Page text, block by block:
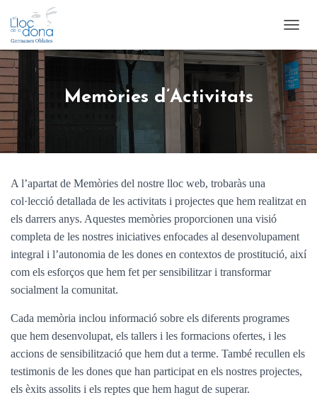
O
G
G
L
E
N
A
V
T
N
Memòries d’Activitats
A l’apartat de Memòries del nostre lloc web, trobaràs una
col·lecció detallada de les activitats i projectes que hem realitzat en
els darrers anys. Aquestes memòries proporcionen una visió
completa de les nostres iniciatives enfocades al desenvolupament
integral i l’autonomia de les dones en contextos de prostitució, així
com els esforços que hem fet per sensibilitzar i transformar
socialment la comunitat.
Cada memòria inclou informació sobre els diferents programes
que hem desenvolupat, els tallers i les formacions ofertes, i les
accions de sensibilització que hem dut a terme. També recullen els
testimonis de les dones que han participat en els nostres projectes,
els èxits assolits i els reptes que hem hagut de superar.